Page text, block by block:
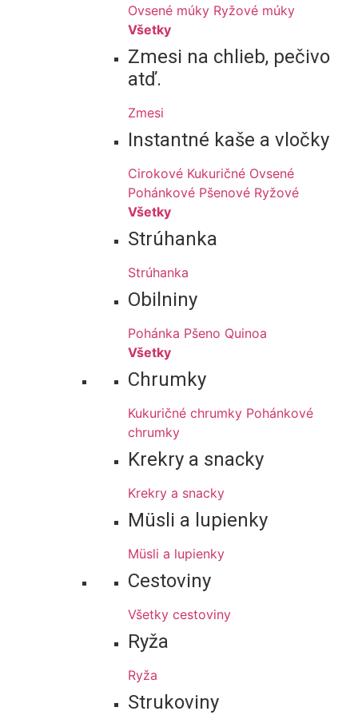
Ovsené múky Ryžové múky
Všetky
Zmesi na chlieb, pečivo
atď.
Zmesi
Instantné kaše a vločky
Cirokové Kukuričné Ovsené
Pohánkové Pšenové Ryžové
Všetky
Strúhanka
Strúhanka
Obilniny
Pohánka Pšeno Quinoa
Všetky
Chrumky
Kukuričné chrumky Pohánkové
chrumky
Krekry a snacky
Krekry a snacky
Müsli a lupienky
Müsli a lupienky
Cestoviny
Všetky cestoviny
Ryža
Ryža
Strukoviny